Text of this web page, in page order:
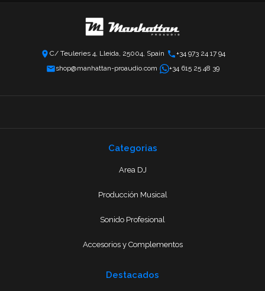
C/ Teuleries 4, Lleida, 25004, Spain
+34 973 24 17 94
shop@manhattan-proaudio.com
+34 615 25 48 39
Categorias
Area DJ
Producción Musical
Sonido Profesional
Accesorios y Complementos
Destacados